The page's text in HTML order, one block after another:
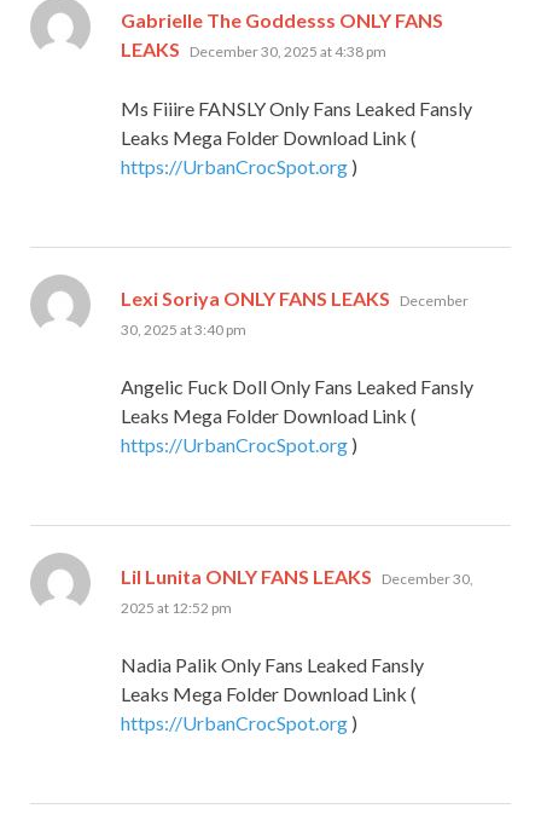
Gabrielle The Goddesss ONLY FANS
LEAKS says:
December 30, 2025 at 4:38 pm
Ms Fiiire FANSLY Only Fans Leaked Fansly
Leaks Mega Folder Download Link (
https://UrbanCrocSpot.org )
Lexi Soriya ONLY FANS LEAKS says:
December
30, 2025 at 3:40 pm
Angelic Fuck Doll Only Fans Leaked Fansly
Leaks Mega Folder Download Link (
https://UrbanCrocSpot.org )
Lil Lunita ONLY FANS LEAKS says:
December 30,
2025 at 12:52 pm
Nadia Palik Only Fans Leaked Fansly
Leaks Mega Folder Download Link (
https://UrbanCrocSpot.org )